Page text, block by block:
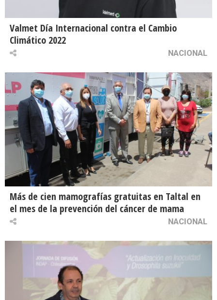
Valmet Día Internacional contra el Cambio
Climático 2022
NACIONAL
Más de cien mamografías gratuitas en Taltal en
el mes de la prevención del cáncer de mama
NACIONAL